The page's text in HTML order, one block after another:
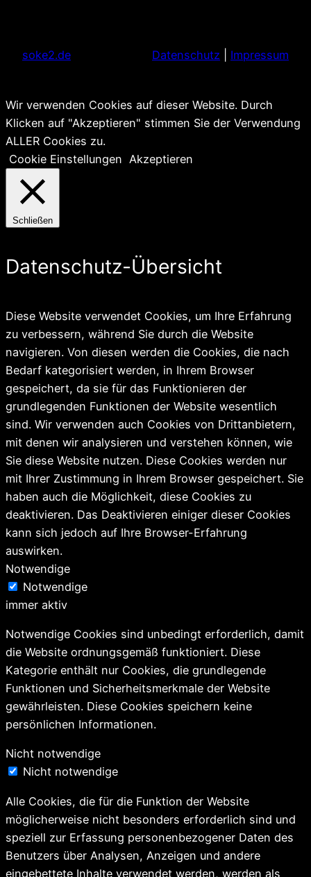
soke2.de Datenschutz Impressum
Wir verwenden Cookies auf dieser Website. Durch
Klicken auf "Akzeptieren" stimmen Sie der Verwendung
ALLER Cookies zu.
Cookie Einstellungen Akzeptieren
Schließen
Datenschutz-Übersicht
Diese Website verwendet Cookies, um Ihre Erfahrung
zu verbessern, während Sie durch die Website
navigieren. Von diesen werden die Cookies, die nach
Bedarf kategorisiert werden, in Ihrem Browser
gespeichert, da sie für das Funktionieren der
grundlegenden Funktionen der Website wesentlich
sind. Wir verwenden auch Cookies von Drittanbietern,
mit denen wir analysieren und verstehen können, wie
Sie diese Website nutzen. Diese Cookies werden nur
mit Ihrer Zustimmung in Ihrem Browser gespeichert. Sie
haben auch die Möglichkeit, diese Cookies zu
deaktivieren. Das Deaktivieren einiger dieser Cookies
kann sich jedoch auf Ihre Browser-Erfahrung
auswirken.
Notwendige
Notwendige
immer aktiv
Notwendige Cookies sind unbedingt erforderlich, damit
die Website ordnungsgemäß funktioniert. Diese
Kategorie enthält nur Cookies, die grundlegende
Funktionen und Sicherheitsmerkmale der Website
gewährleisten. Diese Cookies speichern keine
persönlichen Informationen.
Nicht notwendige
Nicht notwendige
Alle Cookies, die für die Funktion der Website
möglicherweise nicht besonders erforderlich sind und
speziell zur Erfassung personenbezogener Daten des
Benutzers über Analysen, Anzeigen und andere
eingebettete Inhalte verwendet werden, werden als